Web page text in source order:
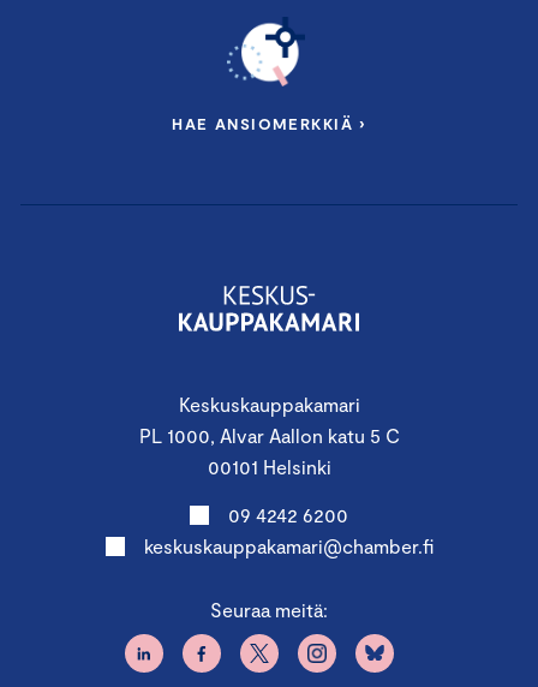
Keskuskauppakamari
PL 1000, Alvar Aallon katu 5 C
00101 Helsinki
09 4242 6200
keskuskauppakamari@chamber.fi
Seuraa meitä:
HAE ANSIOMERKKIÄ ›